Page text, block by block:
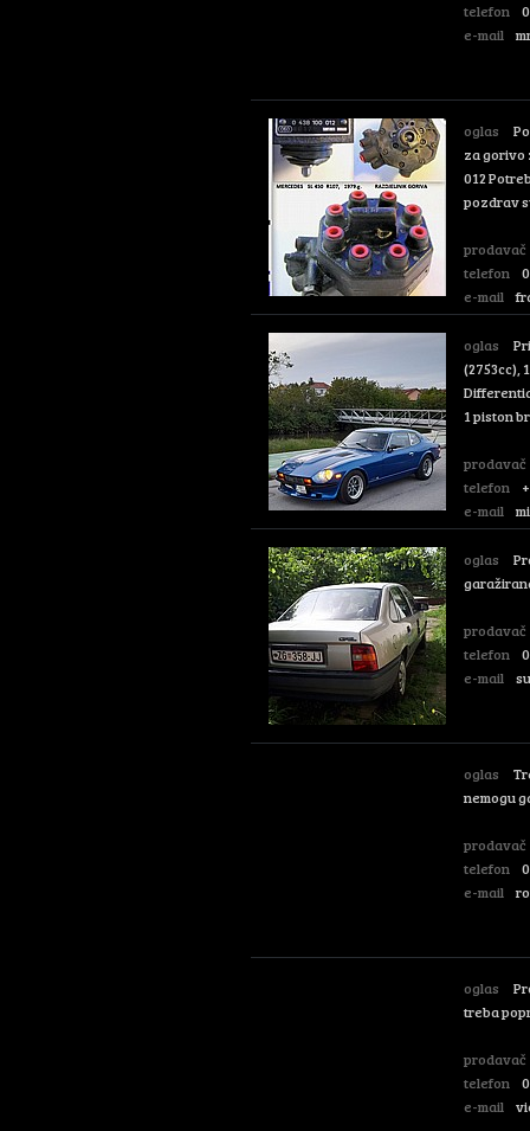
telefon
e-mail
oglas
za gorivo
012
pozdrav
prodavač
telefon
e-mail
oglas
(2753cc),
1 piston
prodavač
telefon
e-mail
oglas
prodavač
telefon
e-mail
oglas
nemogu
prodavač
telefon
e-mail
oglas
treba
prodavač
telefon
e-mail